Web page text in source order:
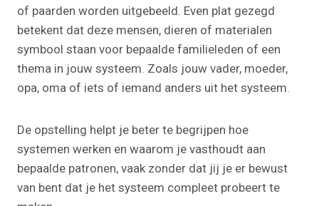
of paarden worden uitgebeeld. Even plat gezegd
betekent dat deze mensen, dieren of materialen
symbool staan voor bepaalde familieleden of een
thema in jouw systeem. Zoals jouw vader, moeder,
opa, oma of iets of iemand anders uit het systeem.
De opstelling helpt je beter te begrijpen hoe
systemen werken en waarom je vasthoudt aan
bepaalde patronen, vaak zonder dat jij je er bewust
van bent dat je het systeem compleet probeert te